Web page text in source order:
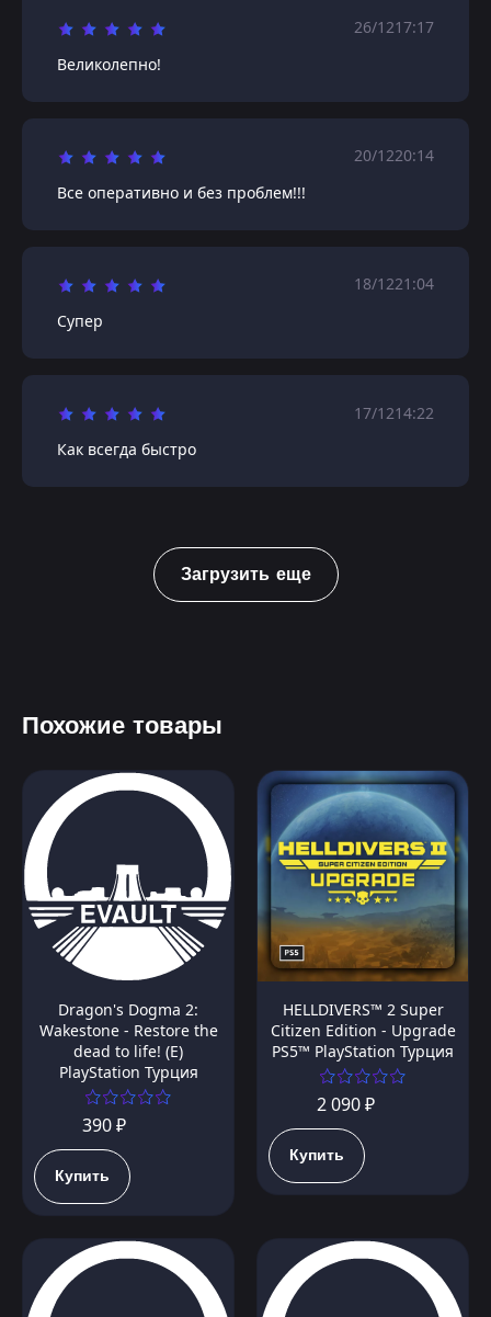
26/1217:17
Великолепно!
20/1220:14
Все оперативно и без проблем!!!
18/1221:04
Супер
17/1214:22
Как всегда быстро
Загрузить еще
Похожие товары
Dragon's Dogma 2:
Wakestone - Restore the
dead to life! (E)
PlayStation Турция
390 ₽
Купить
HELLDIVERS™ 2 Super
Citizen Edition - Upgrade
PS5™ PlayStation Турция
2 090 ₽
Купить